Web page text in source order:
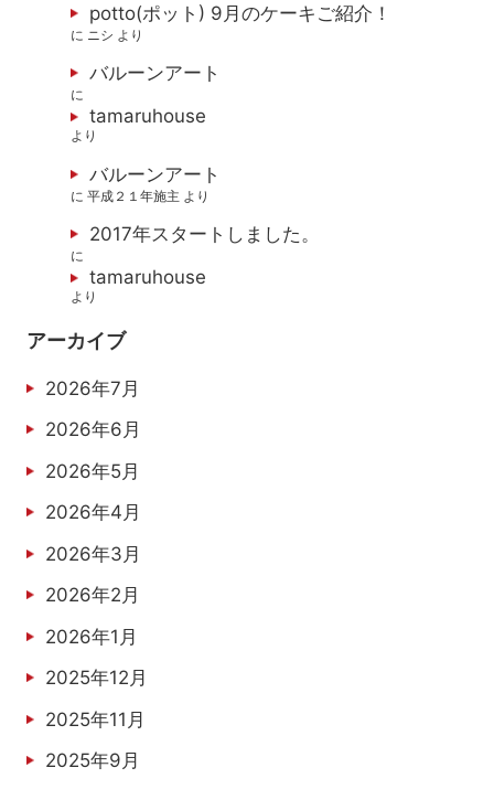
potto(ポット) 9月のケーキご紹介！
に ニシ より
バルーンアート
に
tamaruhouse
より
バルーンアート
に平成２１年施主 より
2017年スタートしました。
に
tamaruhouse
より
アーカイブ
2026年7月
2026年6月
2026年5月
2026年4月
2026年3月
2026年2月
2026年1月
2025年12月
2025年11月
2025年9月